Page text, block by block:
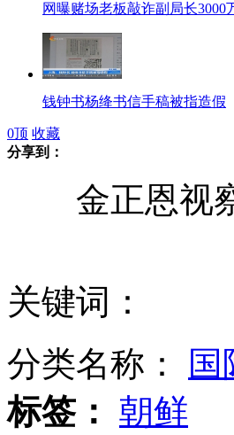
网曝赌场老板敲诈副局长3000
钱钟书杨绛书信手稿被指造假
公安部：接送考生车辆轻微违
监拍:野猪穿马路被撞飞 翻滚几
北大才子珠海种菜市委书记亲
0顶 收藏
分享到：
金正恩视察
关键词：
分类名称：
国
标签： 朝鲜